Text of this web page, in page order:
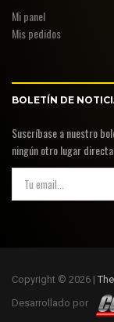
Mi panel
Mis pedidos
BOLETÍN DE
Suscríbase a nuestro
ningún otro lugar
Copyright © 2026 |
Desarrollado por